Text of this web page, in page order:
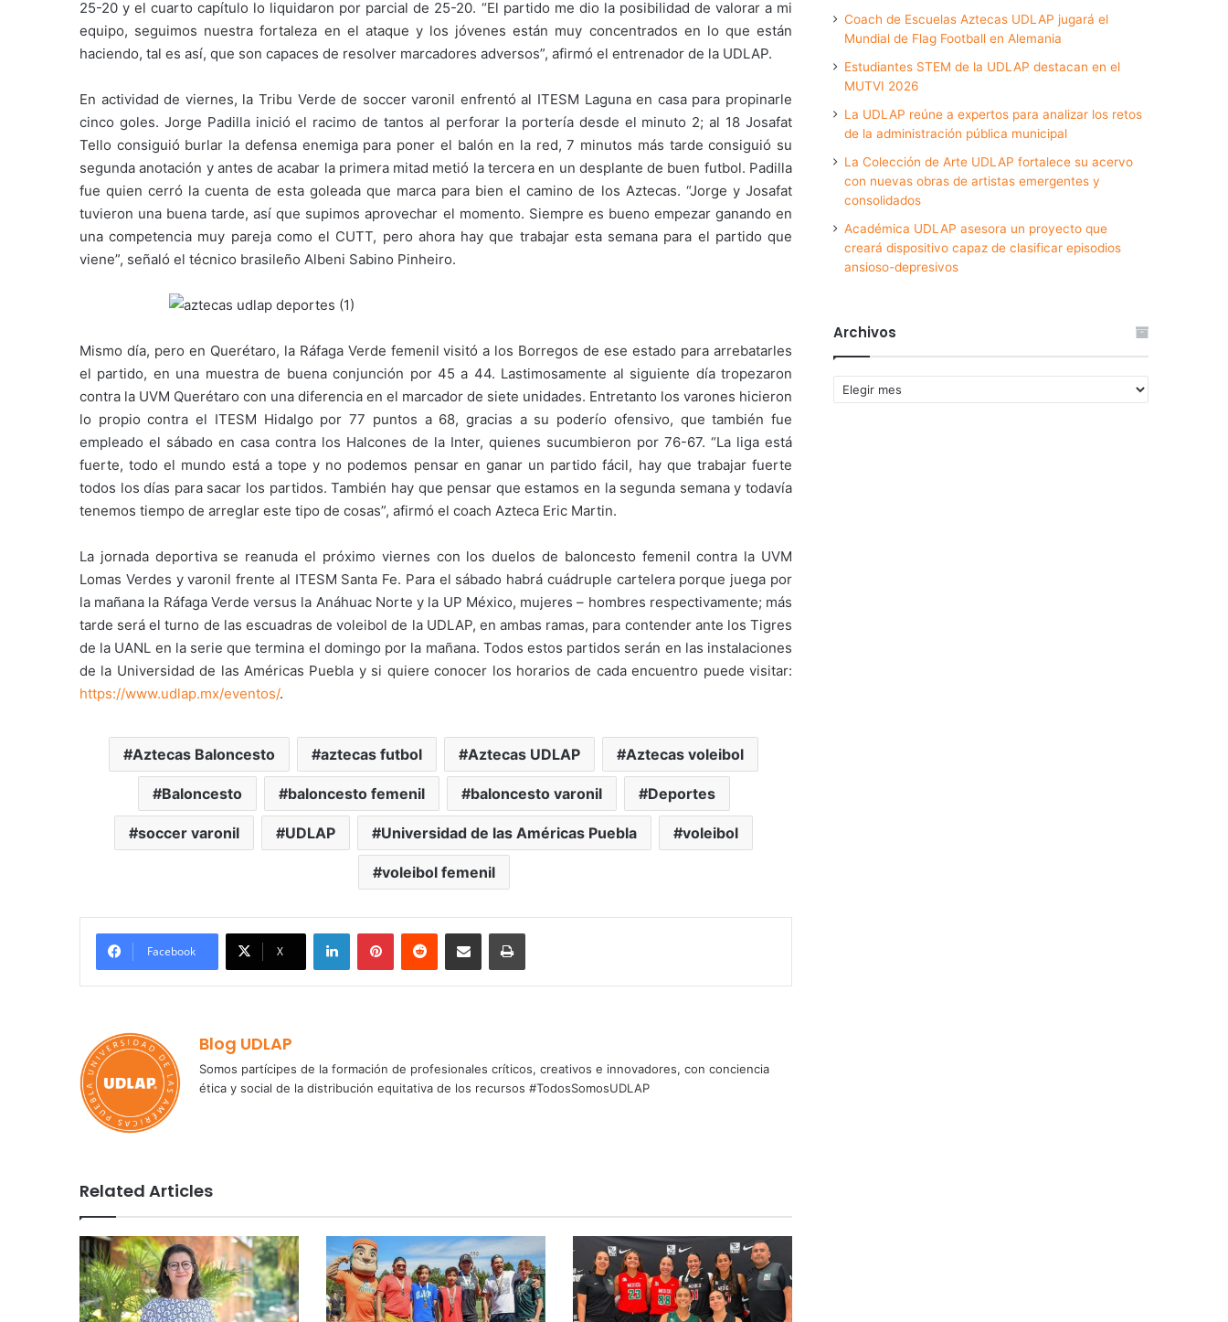
25-20 y el cuarto capítulo lo liquidaron por parcial de 25-20. “El partido me dio la posibilidad de valorar a mi
equipo, seguimos nuestra fortaleza en el ataque y los jóvenes están muy concentrados en lo que están
haciendo, tal es así, que son capaces de resolver marcadores adversos”, afirmó el entrenador de la UDLAP.
En actividad de viernes, la Tribu Verde de soccer varonil enfrentó al ITESM Laguna en casa para propinarle
cinco goles. Jorge Padilla inició el racimo de tantos al perforar la portería desde el minuto 2; al 18 Josafat
Tello consiguió burlar la defensa enemiga para poner el balón en la red, 7 minutos más tarde consiguió su
segunda anotación y antes de acabar la primera mitad metió la tercera en un desplante de buen futbol. Padilla
fue quien cerró la cuenta de esta goleada que marca para bien el camino de los Aztecas. “Jorge y Josafat
tuvieron una buena tarde, así que supimos aprovechar el momento. Siempre es bueno empezar ganando en
una competencia muy pareja como el CUTT, pero ahora hay que trabajar esta semana para el partido que
viene”, señaló el técnico brasileño Albeni Sabino Pinheiro.
Mismo día, pero en Querétaro, la Ráfaga Verde femenil visitó a los Borregos de ese estado para arrebatarles
el partido, en una muestra de buena conjunción por 45 a 44. Lastimosamente al siguiente día tropezaron
contra la UVM Querétaro con una diferencia en el marcador de siete unidades. Entretanto los varones hicieron
lo propio contra el ITESM Hidalgo por 77 puntos a 68, gracias a su poderío ofensivo, que también fue
empleado el sábado en casa contra los Halcones de la Inter, quienes sucumbieron por 76-67. “La liga está
fuerte, todo el mundo está a tope y no podemos pensar en ganar un partido fácil, hay que trabajar fuerte
todos los días para sacar los partidos. También hay que pensar que estamos en la segunda semana y todavía
tenemos tiempo de arreglar este tipo de cosas”, afirmó el coach Azteca Eric Martin.
La jornada deportiva se reanuda el próximo viernes con los duelos de baloncesto femenil contra la UVM
Lomas Verdes y varonil frente al ITESM Santa Fe. Para el sábado habrá cuádruple cartelera porque juega por
la mañana la Ráfaga Verde versus la Anáhuac Norte y la UP México, mujeres – hombres respectivamente; más
tarde será el turno de las escuadras de voleibol de la UDLAP, en ambas ramas, para contender ante los Tigres
de la UANL en la serie que termina el domingo por la mañana. Todos estos partidos serán en las instalaciones
de la Universidad de las Américas Puebla y si quiere conocer los horarios de cada encuentro puede visitar:
https://www.udlap.mx/eventos/.
Aztecas Baloncesto aztecas futbol Aztecas UDLAP Aztecas voleibol
Baloncesto baloncesto femenil baloncesto varonil Deportes
soccer varonil UDLAP Universidad de las Américas Puebla voleibol
voleibol femenil
Facebook X
LinkedInPinterestReddit Share via Email Print
Blog UDLAP
Somos partícipes de la formación de profesionales críticos, creativos e innovadores, con conciencia
ética y social de la distribución equitativa de los recursos #TodosSomosUDLAP
Related Articles
Coach de Escuelas Aztecas UDLAP jugará el
Mundial de Flag Football en Alemania
Estudiantes STEM de la UDLAP destacan en el
MUTVI 2026
La UDLAP reúne a expertos para analizar los retos
de la administración pública municipal
La Colección de Arte UDLAP fortalece su acervo
con nuevas obras de artistas emergentes y
consolidados
Académica UDLAP asesora un proyecto que
creará dispositivo capaz de clasificar episodios
ansioso-depresivos
Archivos
Archivos